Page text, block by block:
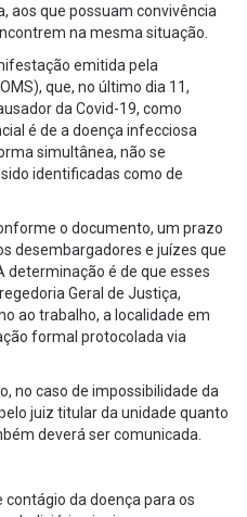
aos que possuam convivência
na mesma situação.
emitida pela
que, no último dia 11,
da Covid-19, como
é de a doença infecciosa
simultânea, não se
identificadas como de
o documento, um prazo
desembargadores e juízes que
é de que esses
Geral de Justiça,
ao trabalho, a localidade em
formal protocolada via
no caso de impossibilidade da
juiz titular da unidade quanto
deverá ser comunicada.
da doença para os